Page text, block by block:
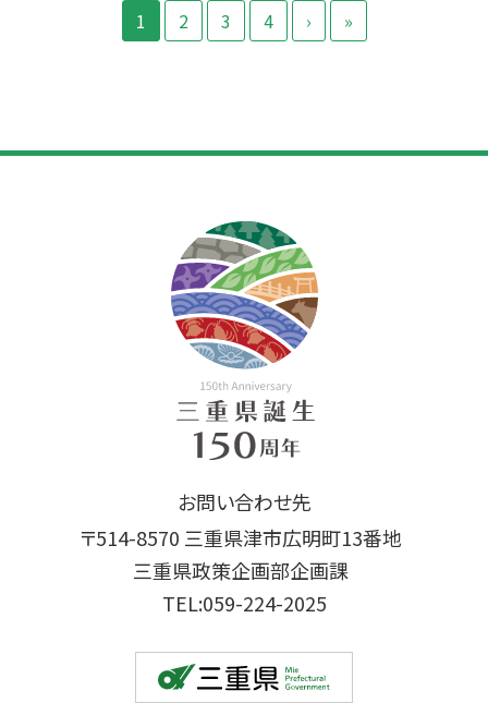
1 2 3 4 › »
お問い合わせ先
〒514-8570 三重県津市広明町13番地
三重県政策企画部企画課
TEL:059-224-2025